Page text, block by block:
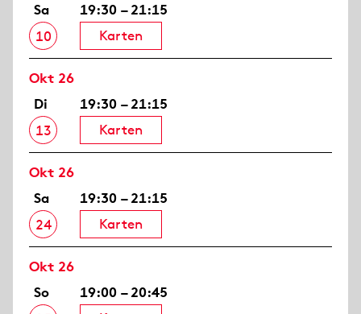
Sa
10
19:30 – 21:15
Karten
Okt 26
Di
13
19:30 – 21:15
Karten
Okt 26
Sa
24
19:30 – 21:15
Karten
Okt 26
So
19:00 – 20:45